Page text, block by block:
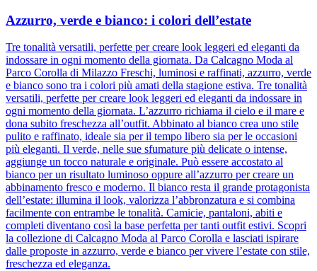
Azzurro, verde e bianco: i colori dell’estate
Tre tonalità versatili, perfette per creare look leggeri ed eleganti da
indossare in ogni momento della giornata. Da Calcagno Moda al
Parco Corolla di Milazzo Freschi, luminosi e raffinati, azzurro, verde
e bianco sono tra i colori più amati della stagione estiva. Tre tonalità
versatili, perfette per creare look leggeri ed eleganti da indossare in
ogni momento della giornata. L’azzurro richiama il cielo e il mare e
dona subito freschezza all’outfit. Abbinato al bianco crea uno stile
pulito e raffinato, ideale sia per il tempo libero sia per le occasioni
più eleganti. Il verde, nelle sue sfumature più delicate o intense,
aggiunge un tocco naturale e originale. Può essere accostato al
bianco per un risultato luminoso oppure all’azzurro per creare un
abbinamento fresco e moderno. Il bianco resta il grande protagonista
dell’estate: illumina il look, valorizza l’abbronzatura e si combina
facilmente con entrambe le tonalità. Camicie, pantaloni, abiti e
completi diventano così la base perfetta per tanti outfit estivi. Scopri
la collezione di Calcagno Moda al Parco Corolla e lasciati ispirare
dalle proposte in azzurro, verde e bianco per vivere l’estate con stile,
freschezza ed eleganza.